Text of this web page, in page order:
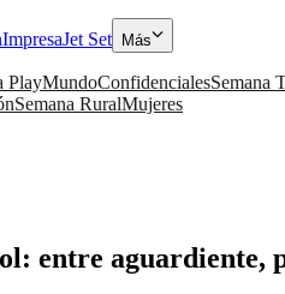
ImpresaJet Set Más
PlayMundoConfidencialesSemana
Semana RuralMujeres
entre aguardiente,